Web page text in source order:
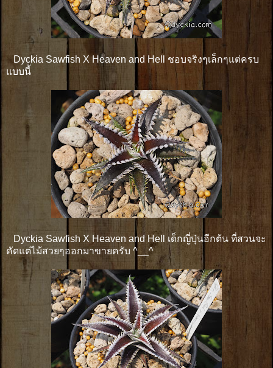
Dyckia Sawfish X Heaven and Hell ชอบจริงๆเล็กๆแต่ครบ
แบบนี้
Dyckia Sawfish X Heaven and Hell เด็กญี่ปุ่นอีกต้น ที่สวนจะ
คัดแต่ไม้สวยๆออกมาขายครับ ^__^